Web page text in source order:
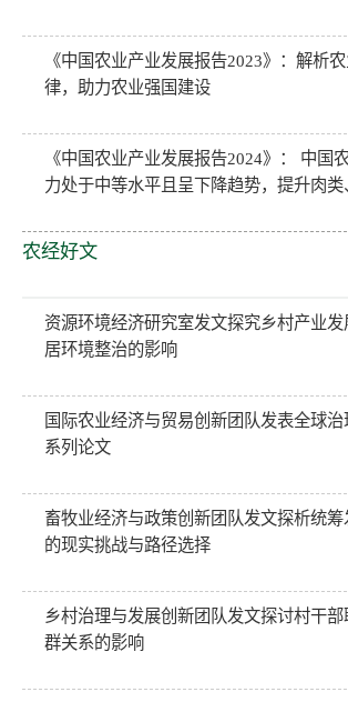
《中国农业产业发展报告2023》：解析
律，助力农业强国建设
《中国农业产业发展报告2024》： 中国
力处于中等水平且呈下降趋势，提升肉
农经好文
资源环境经济研究室发文探究乡村产业发
居环境整治的影响
国际农业经济与贸易创新团队发表全球
系列论文
畜牧业经济与政策创新团队发文探析统筹
的现实挑战与路径选择
乡村治理与发展创新团队发文探讨村干
群关系的影响